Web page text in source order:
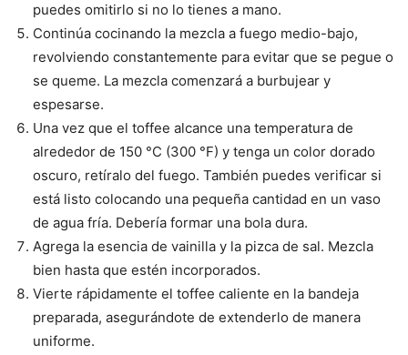
puedes omitirlo si no lo tienes a mano.
Continúa cocinando la mezcla a fuego medio-bajo,
revolviendo constantemente para evitar que se pegue o
se queme. La mezcla comenzará a burbujear y
espesarse.
Una vez que el toffee alcance una temperatura de
alrededor de 150 °C (300 °F) y tenga un color dorado
oscuro, retíralo del fuego. También puedes verificar si
está listo colocando una pequeña cantidad en un vaso
de agua fría. Debería formar una bola dura.
Agrega la esencia de vainilla y la pizca de sal. Mezcla
bien hasta que estén incorporados.
Vierte rápidamente el toffee caliente en la bandeja
preparada, asegurándote de extenderlo de manera
uniforme.